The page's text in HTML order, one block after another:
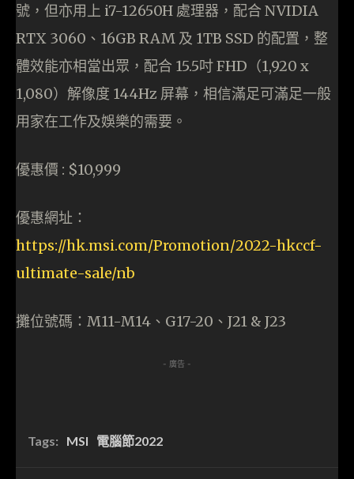
號，但亦用上 i7-12650H 處理器，配合 NVIDIA
RTX 3060、16GB RAM 及 1TB SSD 的配置，整
體效能亦相當出眾，配合 15.5吋 FHD（1,920 x
1,080）解像度 144Hz 屏幕，相信滿足可滿足一般
用家在工作及娛樂的需要。
優惠價 : $10,999
優惠網址：
https://hk.msi.com/Promotion/2022-hkccf-
ultimate-sale/nb
攤位號碼：M11-M14、G17-20、J21 & J23
- 廣告 -
Tags: MSI 電腦節2022